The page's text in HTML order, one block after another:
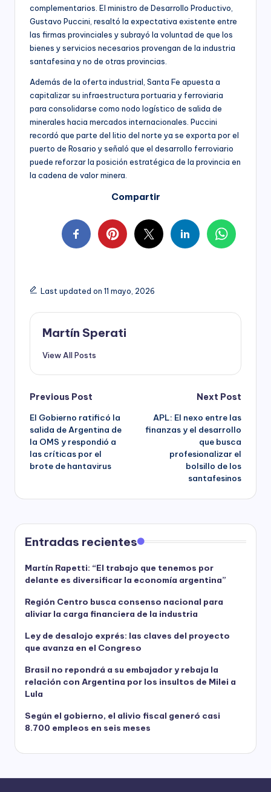
complementarios. El ministro de Desarrollo Productivo,
Gustavo Puccini, resaltó la expectativa existente entre
las firmas provinciales y subrayó la voluntad de que los
bienes y servicios necesarios provengan de la industria
santafesina y no de otras provincias.
Además de la oferta industrial, Santa Fe apuesta a
capitalizar su infraestructura portuaria y ferroviaria
para consolidarse como nodo logístico de salida de
minerales hacia mercados internacionales. Puccini
recordó que parte del litio del norte ya se exporta por el
puerto de Rosario y señaló que el desarrollo ferroviario
puede reforzar la posición estratégica de la provincia en
la cadena de valor minera.
Compartir
Last updated on 11 mayo, 2026
Martín Sperati
View All Posts
Post
navigation
Previous Post
El Gobierno ratificó la
salida de Argentina de
la OMS y respondió a
las críticas por el
brote de hantavirus
Next Post
APL: El nexo entre las
finanzas y el desarrollo
que busca
profesionalizar el
bolsillo de los
santafesinos
Entradas recientes
Martín Rapetti: “El trabajo que tenemos por
delante es diversificar la economía argentina”
Región Centro busca consenso nacional para
aliviar la carga financiera de la industria
Ley de desalojo exprés: las claves del proyecto
que avanza en el Congreso
Brasil no repondrá a su embajador y rebaja la
relación con Argentina por los insultos de Milei a
Lula
Según el gobierno, el alivio fiscal generó casi
8.700 empleos en seis meses